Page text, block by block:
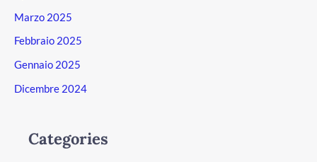
Marzo 2025
Febbraio 2025
Gennaio 2025
Dicembre 2024
Categories